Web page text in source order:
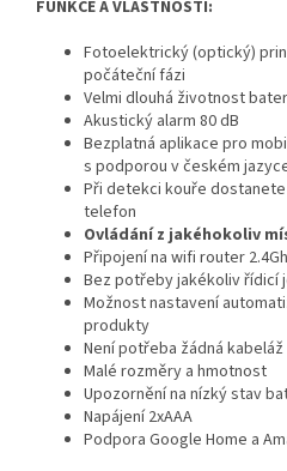
FUNKCE A VLASTNOSTI:
Fotoelektrický (optický)
počáteční fázi
Velmi dlouhá životnost
Akustický alarm 80 dB
Bezplatná aplikace pro
s podporou v českém
Při detekci kouře
telefon
Ovládání z jakéhokoliv
Připojení na wifi router
Bez potřeby jakékoliv řídicí
Možnost nastavení
produkty
Není potřeba žádná kabeláž
Malé rozměry a hmotnost
Upozornění na nízký stav
Napájení 2xAAA
Podpora Google Home a